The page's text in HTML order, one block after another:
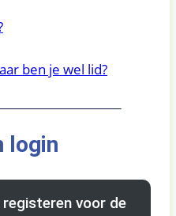
ben je wel lid?
login
voor de